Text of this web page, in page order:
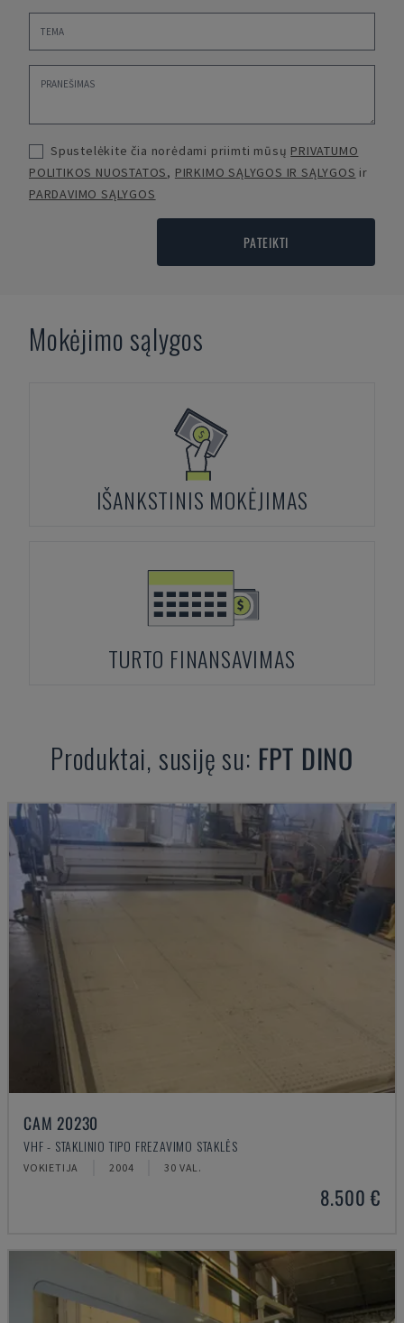
Spustelėkite čia norėdami priimti mūsų PRIVATUMO
POLITIKOS NUOSTATOS, PIRKIMO SĄLYGOS IR SĄLYGOS ir
PARDAVIMO SĄLYGOS
PATEIKTI
Mokėjimo sąlygos
IŠANKSTINIS MOKĖJIMAS
TURTO FINANSAVIMAS
Produktai, susiję su: FPT DINO
CAM 20230
VHF - STAKLINIO TIPO FREZAVIMO STAKLĖS
VOKIETIJA 2004 30 VAL.
8.500 €